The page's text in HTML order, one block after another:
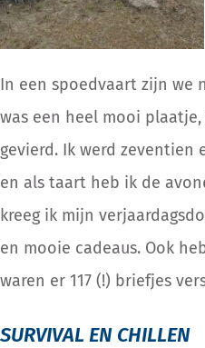
In een spoedvaart zijn we
was een heel mooi
gevierd. Ik werd zeventien
en als taart heb ik de
kreeg ik mijn
en mooie cadeaus. Ook
waren er 117 (!) briefjes
SURVIVAL EN CHILLEN